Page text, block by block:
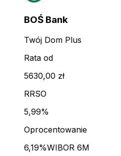
BOŚ Bank
Twój Dom Plus
Rata od
5630,00 zł
RRSO
5,99%
Oprocentowanie
6,19%WIBOR 6M